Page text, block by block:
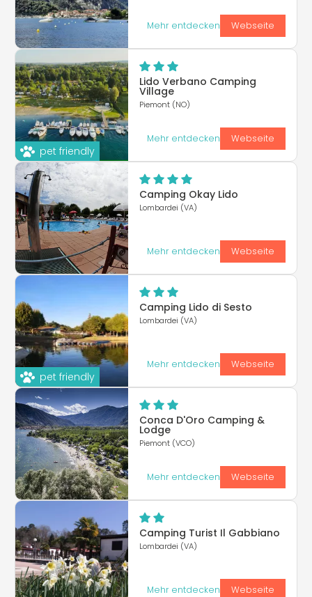
Mehr entdecken Webseite
pet friendly
Lido Verbano Camping
Village
Piemont (NO)
Mehr entdecken Webseite
Camping Okay Lido
Lombardei (VA)
Mehr entdecken Webseite
pet friendly
Camping Lido di Sesto
Lombardei (VA)
Mehr entdecken Webseite
Conca D'Oro Camping &
Lodge
Piemont (VCO)
Mehr entdecken Webseite
Camping Turist Il Gabbiano
Lombardei (VA)
Mehr entdecken Webseite